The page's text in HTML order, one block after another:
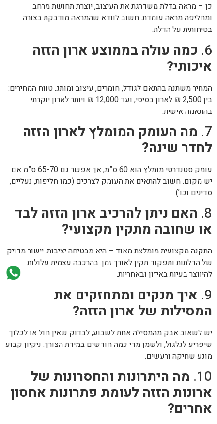
כן – מראה בדלת משדרגת את העיצוב, יוצרת תחושת מרחב
ומחליפה מראה עומדת. חשוב לוודא שהמראה מודבקת בצורה
בטיחותית על הדלת.
6. כמה עולה בממוצע ארון הזזה
איכותי?
המחיר משתנה בהתאם לגודל, חומרים, עיצוב ומותג. טווח המחירים:
בין 2,500 ₪ לארון בסיסי, ועד 12,000 ₪ ויותר לארון יוקרתי
בהתאמה אישית.
7. מה העומק המומלץ לארון הזזה
לחדר שינה?
עומק סטנדרטי מומלץ הוא 60 ס”מ, אך אפשר גם 65-70 ס”מ אם
יש מקום. חשוב להתאים את העומק לצרכים (כמו חליפות, נעליים,
סדינים וכו’).
8. האם ניתן להרכיב ארון הזזה לבד
או שחובה מתקין מקצועי?
התקנה מקצועית מומלצת מאוד – היא מבטיחה יציבות, יישור מדויק
של הדלתות ותפקוד תקין לאורך זמן. בהרכבה עצמית עלולות
להיווצר בעיות באיזון ובאחריות.
9. איך מנקים ומתחזקים את
המסילות של ארון הזזה?
יש לשאוב אבק מהמסילה אחת לשבוע, לבדוק שאין חול או לכלוך
שיפריע לגלגול, ולשמן מדי כמה חודשים במידת הצורך. ניקיון קבוע
מונע שחיקה ורעשים.
10. מה היתרונות והחסרונות של
ארונות הזזה לעומת פתרונות אחסון
אחרים?